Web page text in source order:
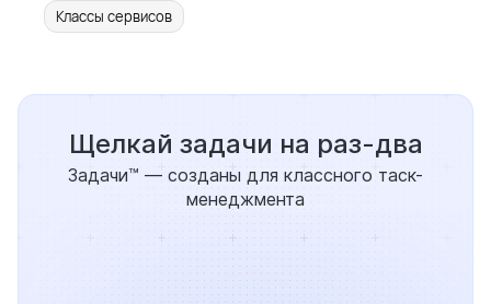
Классы сервисов
Щелкай задачи на раз-два
Задачи™ — созданы для классного таск-
менеджмента